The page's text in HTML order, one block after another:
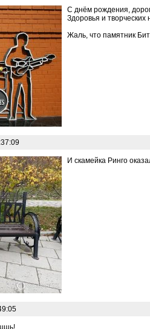
С днём рождения,
Здоровья и творческих
Жаль, что памятник
И скамейка Ринго